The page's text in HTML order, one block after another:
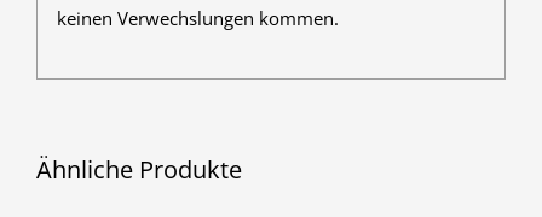
keinen Verwechslungen kommen.
Ähnliche Produkte